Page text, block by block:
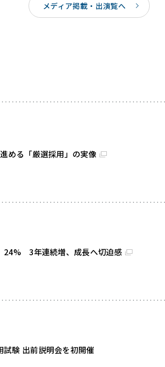
メディア掲載・出演覧へ
める「厳選採用」の実像
24% 3年連続増、成長へ切迫感
験 出前説明会を初開催